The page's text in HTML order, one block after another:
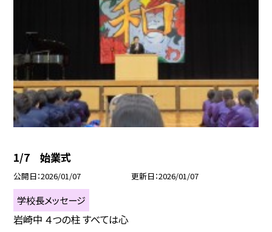
1/7 始業式
公開日 2026/01/07 更新日 2026/01/07
学校長メッセージ
岩崎中 ４つの柱 すべては心